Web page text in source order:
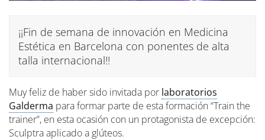
¡¡Fin de semana de innovación en Medicina
Estética en Barcelona con ponentes de alta
talla internacional!!
Muy feliz de haber sido invitada por laboratorios
Galderma para formar parte de esta formación “Train the
trainer”, en esta ocasión con un protagonista de excepción:
Sculptra aplicado a glúteos.